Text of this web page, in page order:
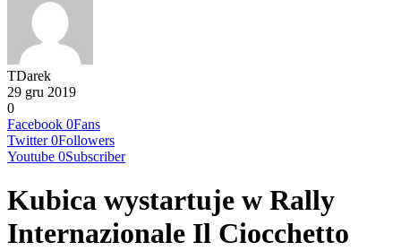
TDarek
29 gru 2019
0
Facebook 0Fans
Twitter 0Followers
Youtube 0Subscriber
Kubica wystartuje w Rally
Internazionale Il Ciocchetto